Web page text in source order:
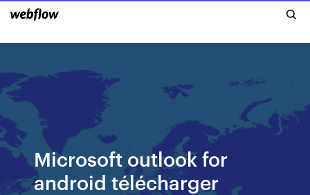
Microsoft outlook for
android télécharger